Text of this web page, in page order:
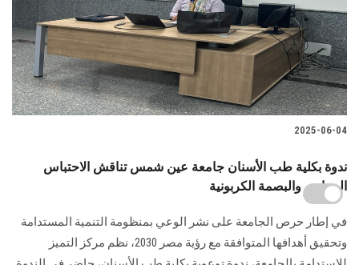
2025-06-04
ندوة بكلية طب الأسنان جامعة عين شمس تناقش الاحتباس
الحراري والبصمة الكربونية
في إطار حرص الجامعة على نشر الوعي بمنظومة التنمية المستدامة
وتحقيق أهدافها المتوافقة مع رؤية مصر 2030، نظم مركز التميز